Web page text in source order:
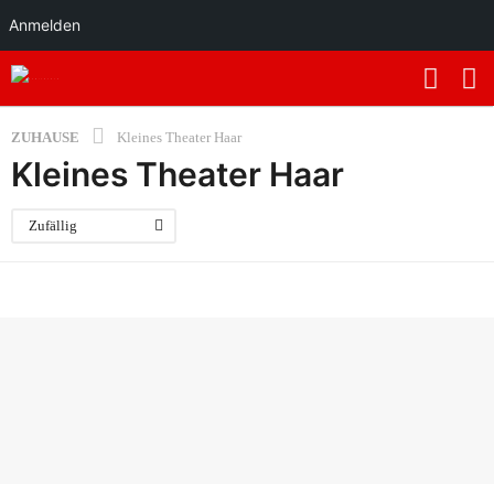
Anmelden
ZUHAUSE Kleines Theater Haar
Kleines Theater Haar
Zufällig